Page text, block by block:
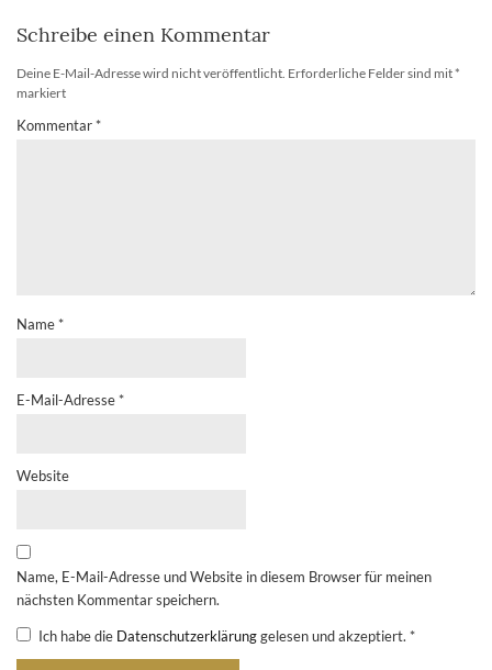
Schreibe einen Kommentar
Deine E-Mail-Adresse wird nicht veröffentlicht. Erforderliche Felder sind mit *
markiert
Kommentar *
Name *
E-Mail-Adresse *
Website
Name, E-Mail-Adresse und Website in diesem Browser für meinen
nächsten Kommentar speichern.
Ich habe die Datenschutzerklärunggelesen und akzeptiert. *